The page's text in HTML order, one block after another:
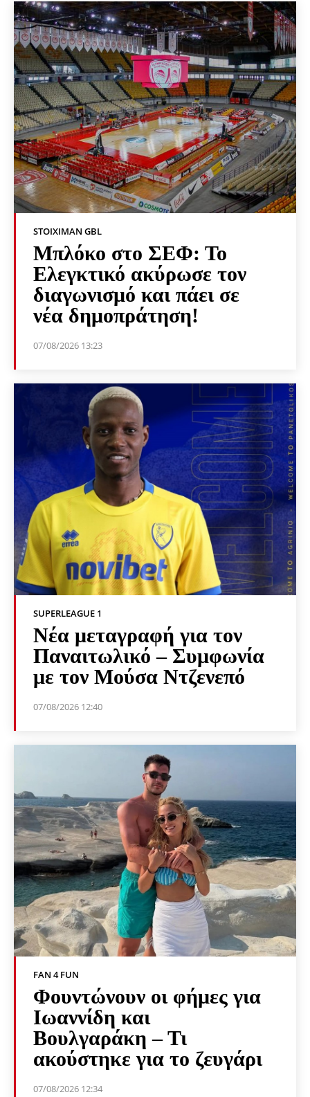
STOIXIMAN GBL
Μπλόκο στο ΣΕΦ: Το
Ελεγκτικό ακύρωσε τον
διαγωνισμό και πάει σε
νέα δημοπράτηση!
07/08/2026 13:23
SUPERLEAGUE 1
Νέα μεταγραφή για τον
Παναιτωλικό – Συμφωνία
με τον Μούσα Ντζενεπό
07/08/2026 12:40
FAN 4 FUN
Φουντώνουν οι φήμες για
Ιωαννίδη και
Βουλγαράκη – Τι
ακούστηκε για το ζευγάρι
07/08/2026 12:34